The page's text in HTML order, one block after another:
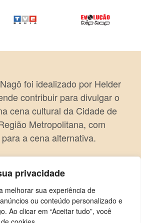
privacidade
melhorar sua experiência de
ou conteúdo personalizado e
Ao clicar em “Aceitar tudo”, você
foi idealizado por Helder
contribuir para divulgar o
cena cultural da Cidade de
Metropolitana, com
a cena alternativa.